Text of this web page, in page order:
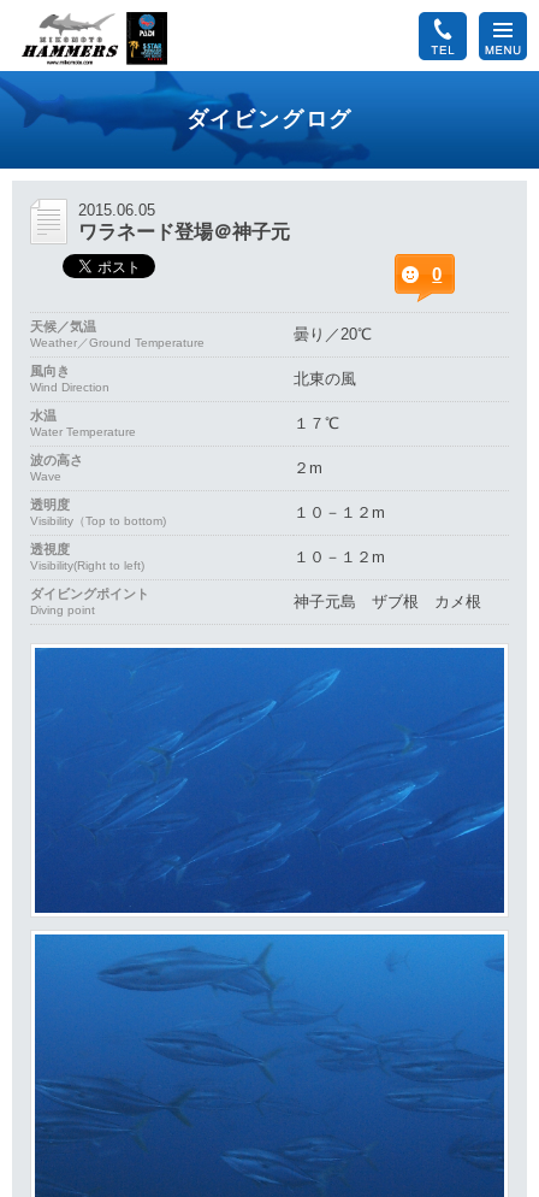
ダイビングログ
ワラネード登場＠神子元
2015.06.05
0
天候／気温
Weather／Ground Temperature 曇り／20℃
風向き
Wind Direction 北東の風
水温
Water Temperature １７℃
波の高さ
Wave ２m
透明度
Visibility（Top to bottom) １０－１２m
透視度
Visibility(Right to left) １０－１２m
ダイビングポイント
Diving point 神子元島 ザブ根 カメ根